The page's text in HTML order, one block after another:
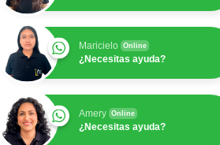
Maricielo Online
¿Necesitas ayuda?
Amery Online
¿Necesitas ayuda?